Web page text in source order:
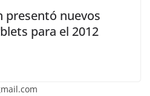
presentó nuevos
para el 2012